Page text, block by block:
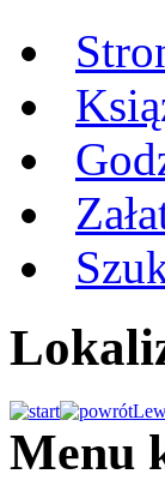
Menu